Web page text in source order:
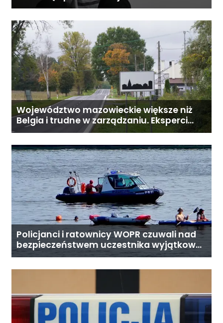
Województwo mazowieckie większe niż
Belgia i trudne w zarządzaniu. Eksperci
proponują podział centralnej Polski
Policjanci i ratownicy WOPR czuwali nad
bezpieczeństwem uczestnika wyjątkowej
wyprawy